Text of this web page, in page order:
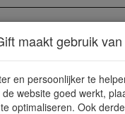
AANBOD
maakt gebruik
en persoonlijker te
website goed werkt,
optimaliseren. Ook